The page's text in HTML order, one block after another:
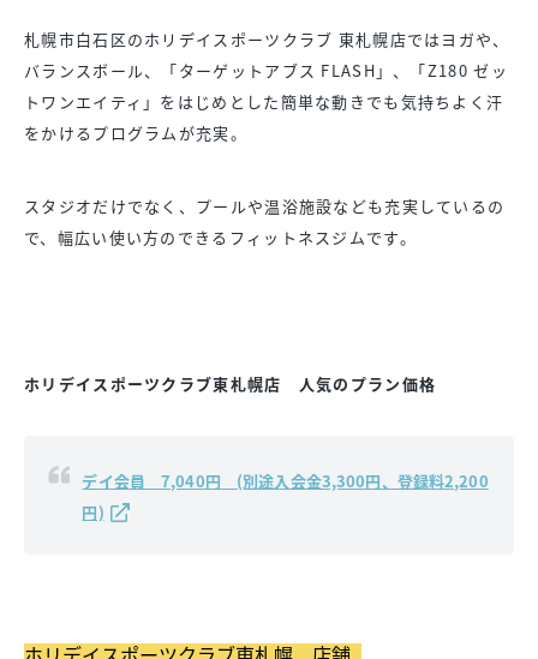
札幌市白石区のホリデイスポーツクラブ 東札幌店ではヨガや、
バランスボール、「ターゲットアブス FLASH」、「Z180 ゼッ
トワンエイティ」をはじめとした簡単な動きでも気持ちよく汗
をかけるプログラムが充実。
スタジオだけでなく、プールや温浴施設なども充実しているの
で、幅広い使い方のできるフィットネスジムです。
ホリデイスポーツクラブ東札幌店 人気のプラン価格
デイ会員 7,040円 (別途入会金3,300円、登録料2,200
円)